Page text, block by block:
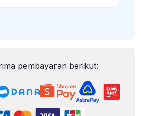
pembayaran berikut: